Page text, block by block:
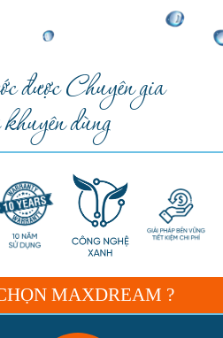
được Chuyên gia
dùng
MAXDREAM ?